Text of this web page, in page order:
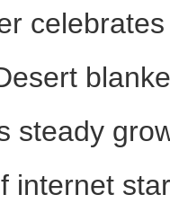
处是吾乡：风雪
steady
internet